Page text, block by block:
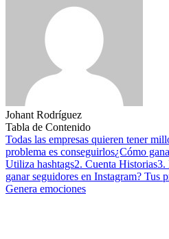
Johant Rodríguez
Tabla de Contenido
Todas las empresas quieren tener
problema es conseguirlos¿Cómo
Utiliza hashtags2. Cuenta Historias3.
ganar seguidores en Instagram? Tus
Genera emociones